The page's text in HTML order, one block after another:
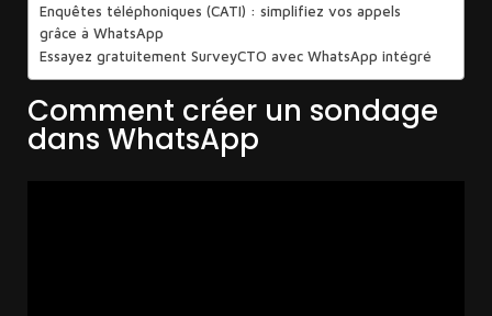
Enquêtes téléphoniques (CATI) : simplifiez vos appels
grâce à WhatsApp
Essayez gratuitement SurveyCTO avec WhatsApp intégré
Comment créer un sondage
dans WhatsApp